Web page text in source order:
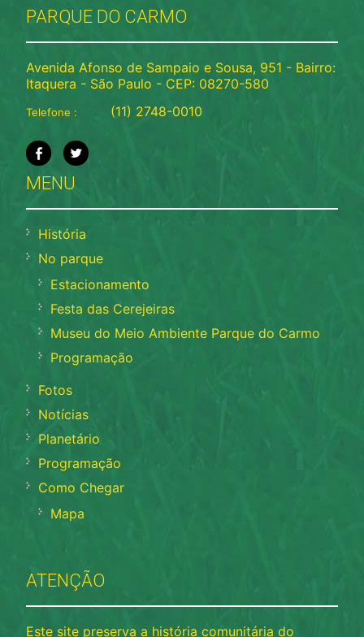
PARQUE DO CARMO
Avenida Afonso de Sampaio e Sousa, 951 - Bairro:
Itaquera - São Paulo - CEP: 08270-580
Telefone : (11) 2748-0010
MENU
História
No parque
Estacionamento
Festa das Cerejeiras
Museu do Meio Ambiente Parque do Carmo
Programação
Fotos
Notícias
Planetário
Programação
Como Chegar
Mapa
ATENÇÃO
Este site preserva a história comunitária do